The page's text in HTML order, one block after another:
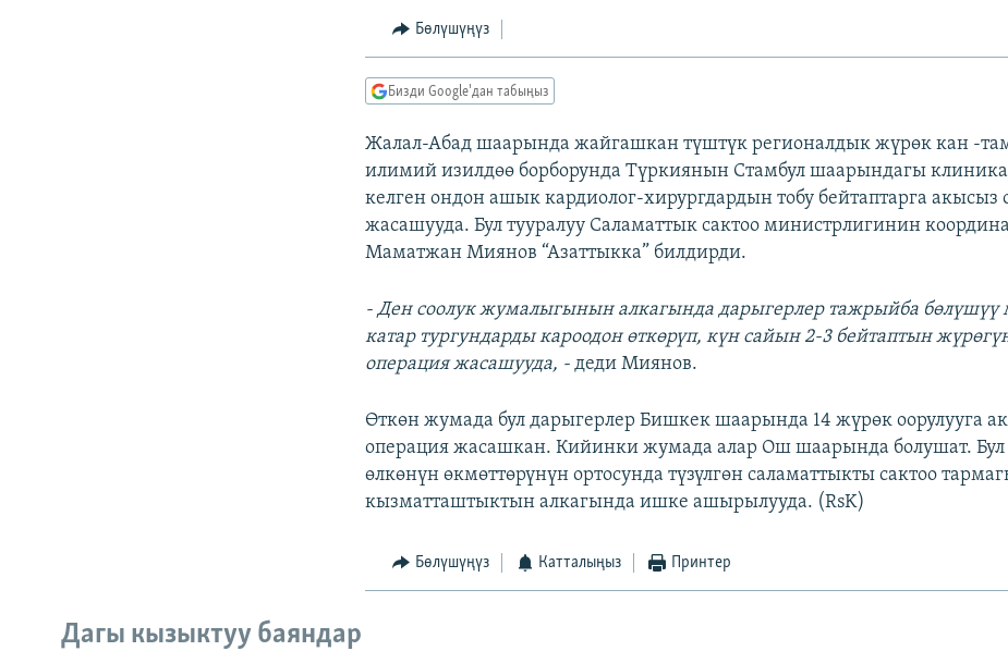
Бөлүшүңүз
Бизди Google'дан табыңыз
Жалал-Абад шаарында жайгашкан түштүк регионалдык жүрөк кан -
илимий изилдөө борборунда Түркиянын Стамбул шаарындагы
келген ондон ашык кардиолог-хирургдардын тобу бейтаптарга акысыз
жасашууда. Бул тууралуу Саламаттык сактоо министрлигинин
Маматжан Миянов “Азаттыкка” билдирди.
- Ден соолук жумалыгынын алкагында дарыгерлер тажрыйба бөлүшүү
катар тургундарды кароодон өткөрүп, күн сайын 2-3 бейтаптын
операция жасашууда, - деди Миянов.
Өткөн жумада бул дарыгерлер Бишкек шаарында 14 жүрөк оорулууга
операция жасашкан. Кийинки жумада алар Ош шаарында болушат. Бул
өлкөнүн өкмөттөрүнүн ортосунда түзүлгөн саламаттыкты сактоо
кызматташтыктын алкагында ишке ашырылууда. (RsK)
Бөлүшүңүз Катталыңыз Принтер
Дагы кызыктуу баяндар